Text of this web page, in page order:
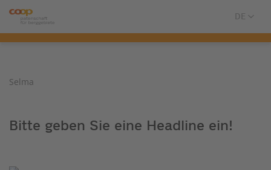
Selma
Bitte geben Sie eine Headline ein!